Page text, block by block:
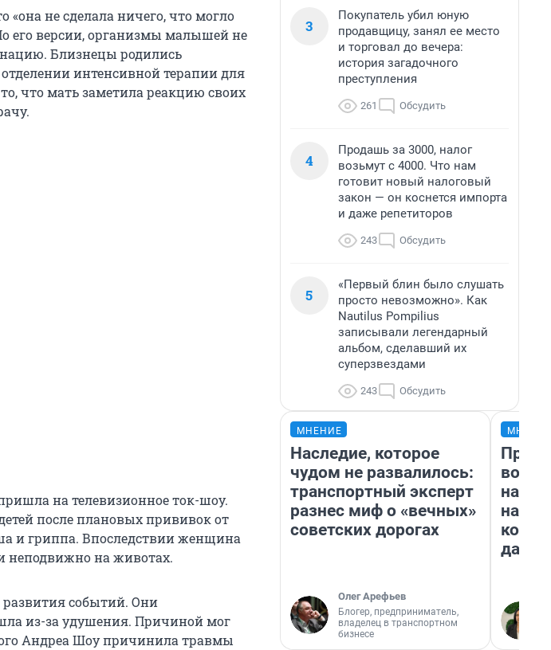
не сделала ничего, что могло
его версии, организмы малышей не
Близнецы родились
интенсивной терапии для
что мать заметила реакцию своих
на телевизионное ток-шоу.
после плановых прививок от
и гриппа. Впоследствии женщина
неподвижно на животах.
событий. Они
из-за удушения. Причиной мог
Андреа Шоу причинила травмы
3
Покупатель убил юную
продавщицу, занял ее место
и торговал до вечера:
история загадочного
преступления
261 Обсудить
4
Продашь за 3000, налог
возьмут с 4000. Что нам
готовит новый налоговый
закон — он коснется импорта
и даже репетиторов
243 Обсудить
5
«Первый блин было слушать
просто невозможно». Как
Nautilus Pompilius
записывали легендарный
альбом, сделавший их
суперзвездами
243 Обсудить
МНЕНИЕ
Наследие, которое
чудом не развалилось:
транспортный эксперт
разнес миф о «вечных»
советских дорогах
Олег Арефьев
Блогер, предприниматель,
владелец в транспортном
бизнесе
нам
даже